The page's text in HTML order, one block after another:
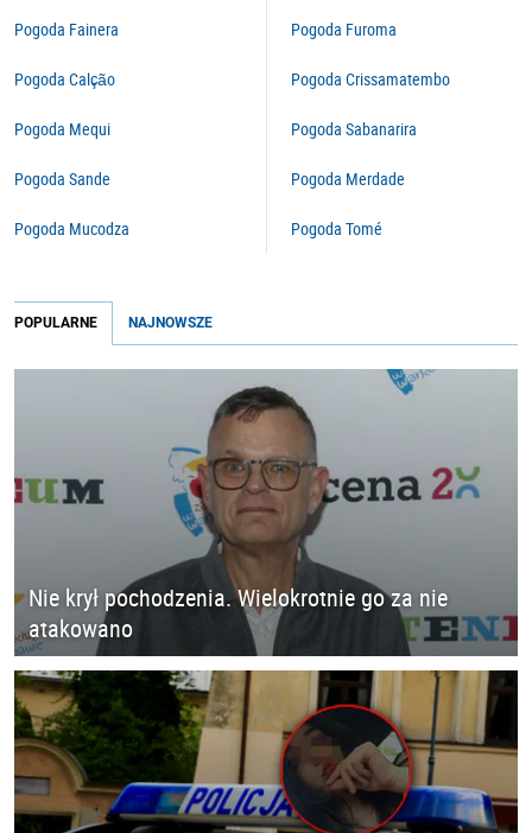
Pogoda Fainera
Pogoda Calção
Pogoda Mequi
Pogoda Sande
Pogoda Mucodza
Pogoda Furoma
Pogoda Crissamatembo
Pogoda Sabanarira
Pogoda Merdade
Pogoda Tomé
POPULARNE NAJNOWSZE
Nie krył pochodzenia. Wielokrotnie go za nie
atakowano